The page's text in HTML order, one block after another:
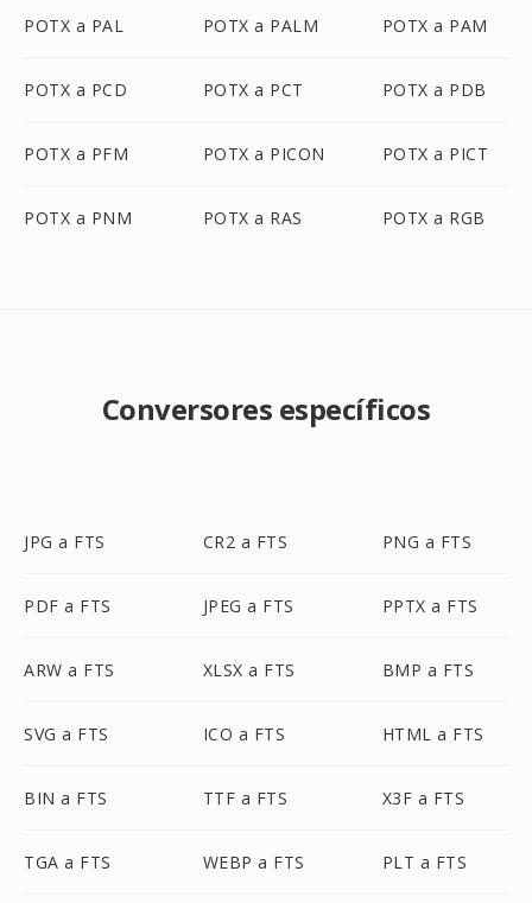
POTX a PAL POTX a PALM POTX a PAM
POTX a PCD POTX a PCT POTX a PDB
POTX a PFM POTX a PICON POTX a PICT
POTX a PNM POTX a RAS POTX a RGB
Conversores específicos
JPG a FTS CR2 a FTS PNG a FTS
PDF a FTS JPEG a FTS PPTX a FTS
ARW a FTS XLSX a FTS BMP a FTS
SVG a FTS ICO a FTS HTML a FTS
BIN a FTS TTF a FTS X3F a FTS
TGA a FTS WEBP a FTS PLT a FTS